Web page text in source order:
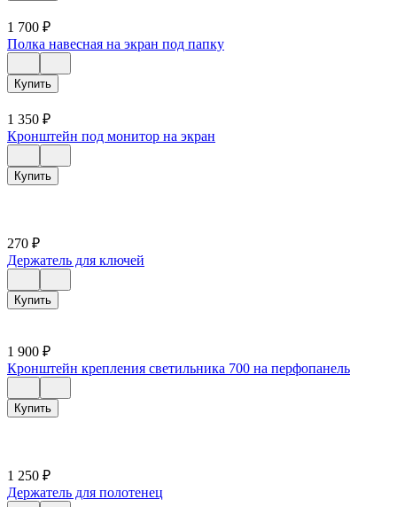
1 700 ₽
Полка навесная на экран под папку
Купить
1 350 ₽
Кронштейн под монитор на экран
Купить
270 ₽
Держатель для ключей
Купить
1 900 ₽
Кронштейн крепления светильника 700 на перфопанель
Купить
1 250 ₽
Держатель для полотенец